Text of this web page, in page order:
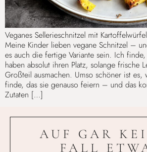
Veganes Sellerieschnitzel mit
Meine Kinder lieben vegane Schnitzel –
es auch die fertige Variante sein. Ich
haben absolut ihren Platz, solange frische
Großteil ausmachen. Umso schöner ist
finde, das sie genauso feiern – und das
Zutaten […]
AUF GAR
FALL